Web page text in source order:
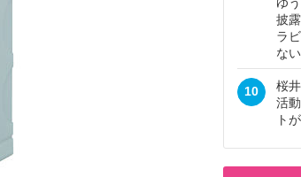
披
ラ
な
10
桜
活
ト